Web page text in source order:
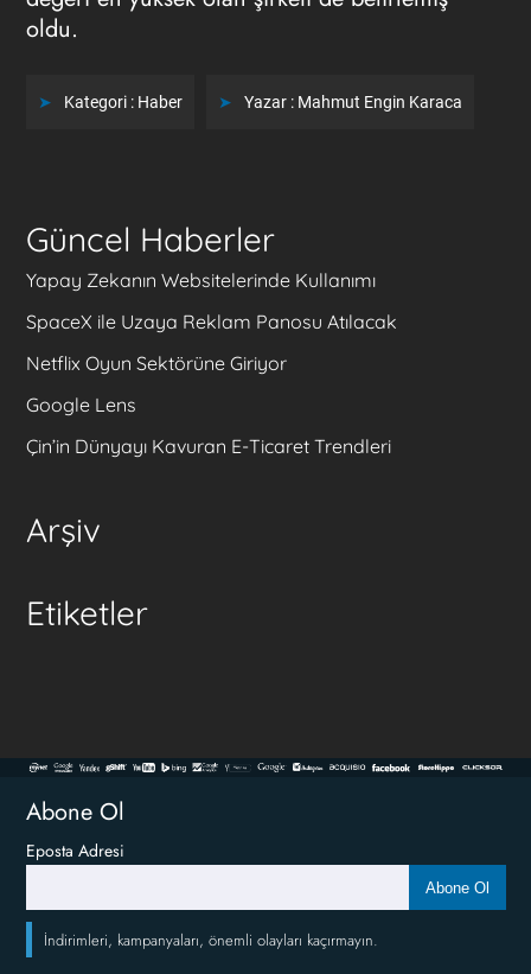
oldu.
Kategori : Haber Yazar : Mahmut Engin Karaca
Güncel Haberler
Yapay Zekanın Websitelerinde Kullanımı
SpaceX ile Uzaya Reklam Panosu Atılacak
Netflix Oyun Sektörüne Giriyor
Google Lens
Çin’in Dünyayı Kavuran E-Ticaret Trendleri
Arşiv
Etiketler
Abone Ol
Eposta Adresi
Abone Ol
İndirimleri, kampanyaları, önemli olayları kaçırmayın.